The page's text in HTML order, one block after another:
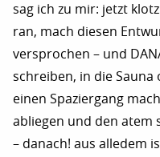
sag ich zu mir: jetzt
ran, mach diesen
versprochen – und
schreiben, in die Sauna
einen Spaziergang
abliegen und den atem
– danach! aus alledem